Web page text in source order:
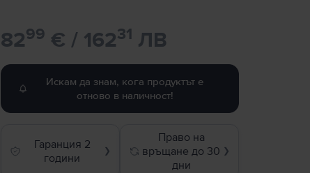
8299 € / 16231 ЛВ
Искам да знам, кога продуктът е
отново в наличност!
Гаранция 2
години
❯
Право на
връщане до 30
дни
❯